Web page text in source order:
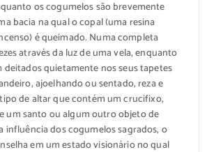
os cogumelos são brevemente
bacia na qual o copal (uma resina
é queimado. Numa completa
através da luz de uma vela, enquanto
quietamente nos seus tapetes
ajoelhando ou sentado, reza e
de altar que contém um crucifixo,
um santo ou algum outro objeto de
influência dos cogumelos sagrados, o
em um estado visionário no qual